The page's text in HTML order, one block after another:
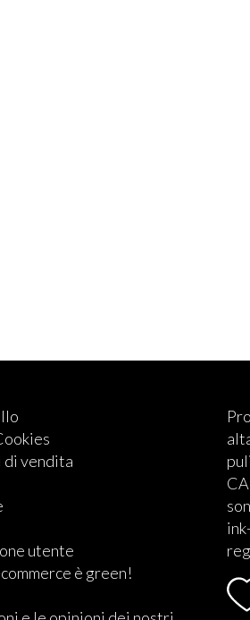
di vendita
utente
è green!